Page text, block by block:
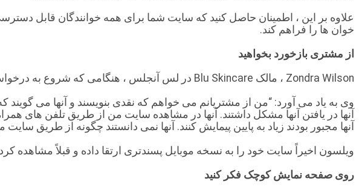
علاوه بر این ، اطمینان حاصل کنید که سایت شما برای همه خوانندگان قابل
خوان ها را فراهم کند.
از مشتری بازخورد بخواهید
Zondra Wilson ، مالک Blu Skincare در لس آنجلس ، هنگامی که شروع به درخواست بازخورد از مشتریان کرد ، فقط متوجه شد که سایت او برای موبایل مناسب نیست.
وی به یاد می آورد: “من از مشتریانم می خواهم كه نقدی بنویسند و آنها می گویند
آنها در یافتن آنها مشکل داشتند. آنها در مشاهده سایت من از طریق تلفن های
آنها مجبور بودند زیاد به پایین پیمایش کنند. آنها نمی دانستند چگونه از طریق
ویلسون اخیراً سایت خود را به نسخه موبایل پسندتری ارتقا داده و قبلاً
روی صفحه نمایش کوچک فکر کنید